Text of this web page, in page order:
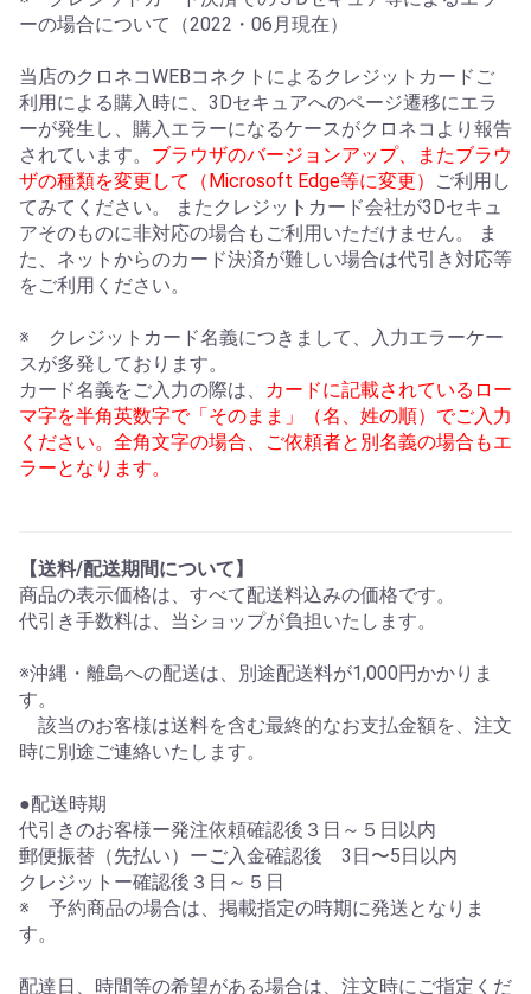
ーの場合について（2022・06月現在）
当店のクロネコWEBコネクトによるクレジットカードご
利用による購入時に、3Dセキュアへのページ遷移にエラ
ーが発生し、購入エラーになるケースがクロネコより報告
されています。 ブラウザのバージョンアップ、またブラウ
ザの種類を変更して（Microsoft Edge等に変更）
ご利用し
てみてください。 またクレジットカード会社が3Dセキュ
アそのものに非対応の場合もご利用いただけません。 ま
た、ネットからのカード決済が難しい場合は代引き対応等
をご利用ください。
※ クレジットカード名義につきまして、入力エラーケー
スが多発しております。
カード名義をご入力の際は、
カードに記載されているロー
マ字を半角英数字で「そのまま」（名、姓の順）でご入力
ください。全角文字の場合、ご依頼者と別名義の場合もエ
ラーとなります。
【送料/配送期間について】
商品の表示価格は、すべて配送料込みの価格です。
代引き手数料は、当ショップが負担いたします。
※沖縄・離島への配送は、別途配送料が1,000円かかりま
す。
該当のお客様は送料を含む最終的なお支払金額を、注文
時に別途ご連絡いたします。
●配送時期
代引きのお客様ー発注依頼確認後３日～５日以内
郵便振替（先払い）ーご入金確認後 3日〜5日以内
クレジットー確認後３日～５日
※ 予約商品の場合は、掲載指定の時期に発送となりま
す。
配達日、時間等の希望がある場合は、注文時にご指定くだ